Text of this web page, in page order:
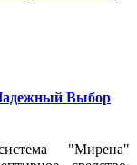
Выбор
"Мирена"